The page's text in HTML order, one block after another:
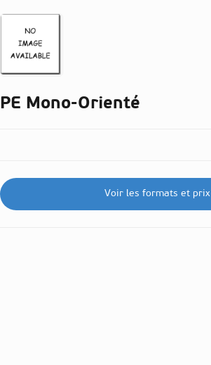
PE Mono-Orienté
Voir les formats et prix